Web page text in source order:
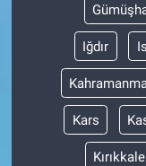
Iğdır
Kars
Kırıkkale